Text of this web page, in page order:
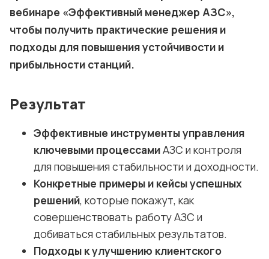
вебинаре «Эффективный менеджер АЗС»,
чтобы получить практические решения и
подходы для повышения устойчивости и
прибыльности станций.
Результат
Эффективные инструменты управления
ключевыми процессамиАЗС и контроля
для повышения стабильности и доходности.
Конкретные примеры и кейсы успешных
решений, которые покажут, как
совершенствовать работу АЗС и
добиваться стабильных результатов.
Подходы к улучшению клиентского